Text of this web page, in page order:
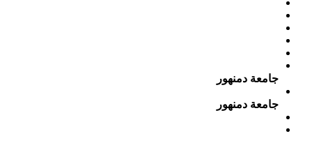
جامعة دمنهور
جامعة دمنهور